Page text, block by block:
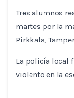
Tres alumnos
martes por la
Pirkkala,
La policía local
violento en la